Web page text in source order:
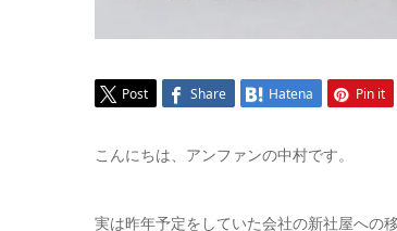
Post Share Hatena Pin it
こんにちは、アンファンの中村です。
実は昨年予定をしていた会社の新社屋への